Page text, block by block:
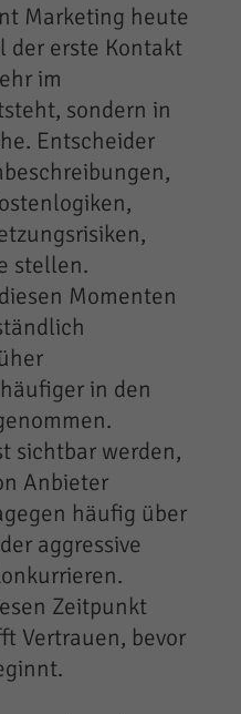
Marketing heute
der erste Kontakt
im
sondern in
Entscheider
stellen.
Momenten
in den
sichtbar werden,
Anbieter
häufig über
aggressive
Zeitpunkt
Vertrauen, bevor